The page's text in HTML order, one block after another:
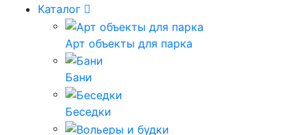
Каталог
Арт объекты для парка
Бани
Беседки